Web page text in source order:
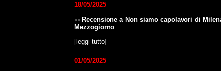
18/05/2025
>> Recensione a Non siamo capolavori di
Mezzogiorno
[leggi tutto]
01/05/2025